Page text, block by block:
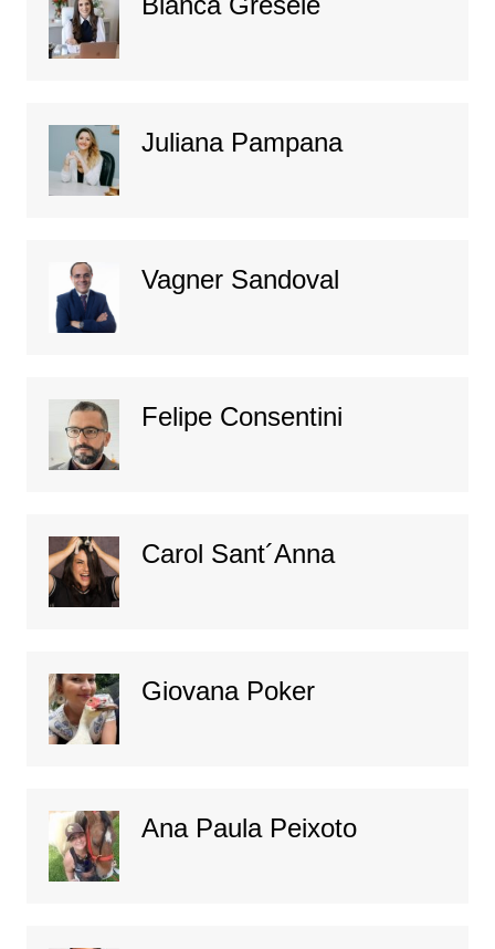
Juliana Pampana
Vagner Sandoval
Felipe Consentini
Carol Sant´Anna
Giovana Poker
Ana Paula Peixoto